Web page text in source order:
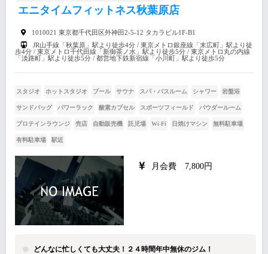
エニタイムフィットネス秋葉原店
1010021 東京都千代田区外神田2-5-12 タカラビル1F-B1
JR山手線「秋葉原」駅より徒歩4分 / 東京メトロ銀座線「末広町」駅より徒
歩4分 / 東京メトロ千代田線「新御茶ノ水」駅より徒歩5分 / 東京メトロ丸の内線
「淡路町」駅より徒歩5分 / 都営地下鉄新宿線「小川町」駅より徒歩5分
スタジオ ホットスタジオ プール サウナ スパ・バスルーム シャワー 岩盤浴
サンドバッグ パワーラック 酸素カプセル スポーツフィールド パウダールーム
プロテインラウンジ 売店 自動販売機 託児場 Wi-Fi 日焼けマシン 無料駐車場
有料駐車場 駅近
月会費 7,800円
どんなに忙しくても大丈夫！２４時間年中無休のジム！